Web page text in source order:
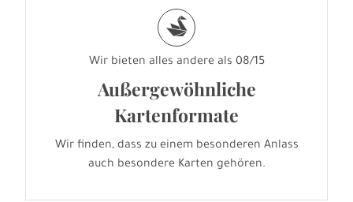
s
Wir bieten alles andere als 08/15
Außergewöhnliche
Kartenformate
Wir finden, dass zu einem besonderen Anlass
auch besondere Karten gehören.